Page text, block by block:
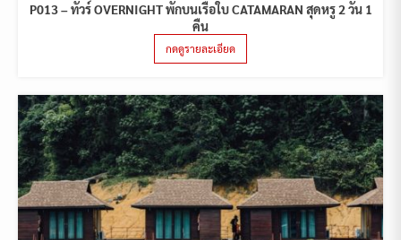
P013 – ทัวร์ OVERNIGHT พักบนเรือใบ CATAMARAN สุดหรู 2 วัน 1
คืน
กดดูรายละเอียด